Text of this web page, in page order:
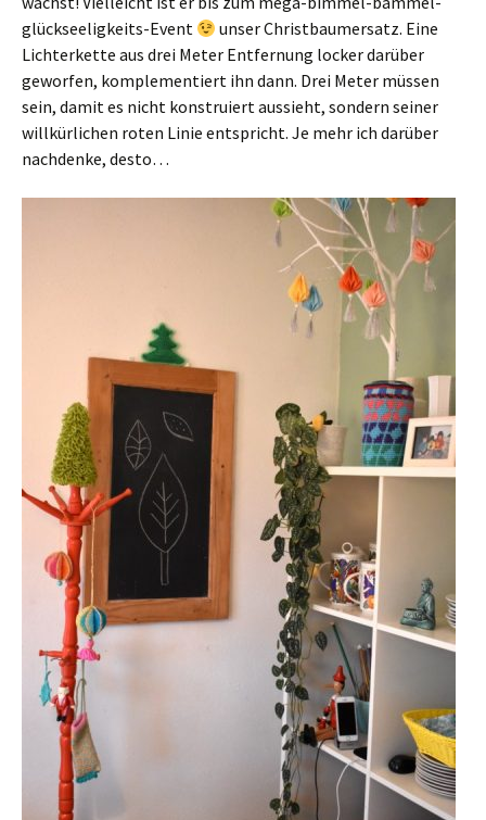
glückseeligkeits-Event
unser Christbaumersatz. Eine
Lichterkette aus drei Meter Entfernung locker darüber
geworfen, komplementiert ihn dann. Drei Meter müssen
sein, damit es nicht konstruiert aussieht, sondern seiner
willkürlichen roten Linie entspricht. Je mehr ich darüber
nachdenke, desto…